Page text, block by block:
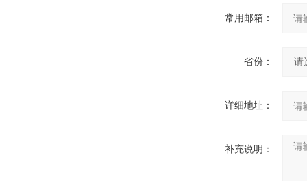
常用邮箱：
省份：
详细地址：
补充说明：